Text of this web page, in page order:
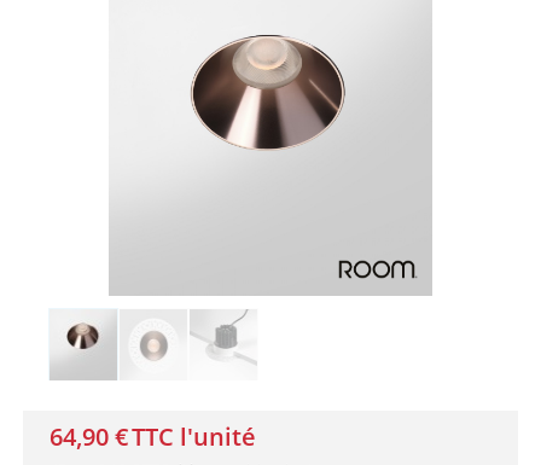
64,90 €TTC l'unité